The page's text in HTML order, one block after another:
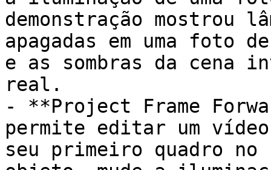
demonstração mostrou
apagadas em uma foto
e as sombras da cena
real.
- **Project Frame
permite editar um
seu primeiro quadro no